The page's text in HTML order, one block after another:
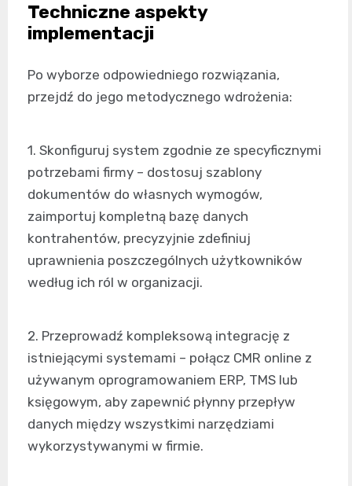
Techniczne aspekty
implementacji
Po wyborze odpowiedniego rozwiązania,
przejdź do jego metodycznego wdrożenia:
1. Skonfiguruj system zgodnie ze specyficznymi
potrzebami firmy – dostosuj szablony
dokumentów do własnych wymogów,
zaimportuj kompletną bazę danych
kontrahentów, precyzyjnie zdefiniuj
uprawnienia poszczególnych użytkowników
według ich ról w organizacji.
2. Przeprowadź kompleksową integrację z
istniejącymi systemami – połącz CMR online z
używanym oprogramowaniem ERP, TMS lub
księgowym, aby zapewnić płynny przepływ
danych między wszystkimi narzędziami
wykorzystywanymi w firmie.